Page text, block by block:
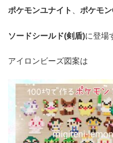
ポケモンユナイト ポケモ
ソードシールド(剣盾)に登場
アイロンビーズ図案は